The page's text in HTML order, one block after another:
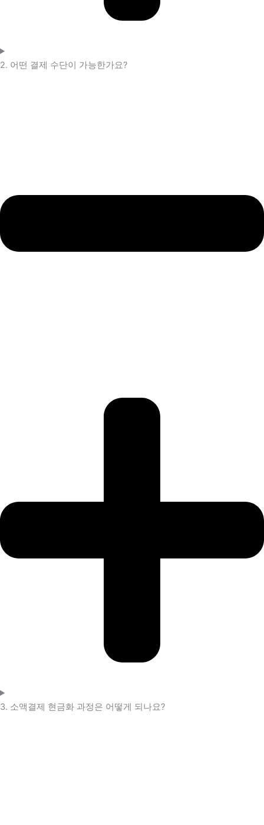
2. 어떤 결제 수단이 가능한가요?
3. 소액결제 현금화 과정은 어떻게 되나요?